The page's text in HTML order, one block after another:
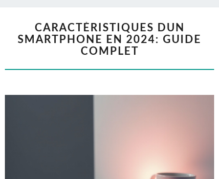
CARACTÉRISTIQUES DUN
SMARTPHONE EN 2024: GUIDE
COMPLET